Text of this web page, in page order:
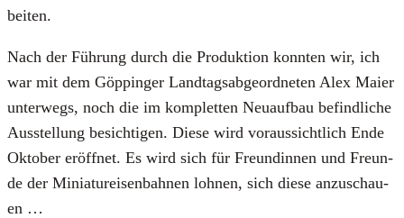
bei­ten.
Nach der Füh­rung durch die Pro­duk­ti­on konn­ten wir, ich
war mit dem Göp­pin­g­er Land­tags­ab­ge­ord­ne­ten Alex Mai­er
unter­wegs, noch die im kom­plet­ten Neu­auf­bau befind­li­che
Aus­stel­lung besich­ti­gen. Die­se wird vor­aus­sicht­lich Ende
Okto­ber eröff­net. Es wird sich für Freun­din­nen und Freun­
de der Minia­tur­ei­sen­bah­nen loh­nen, sich die­se anzu­schau­
en …